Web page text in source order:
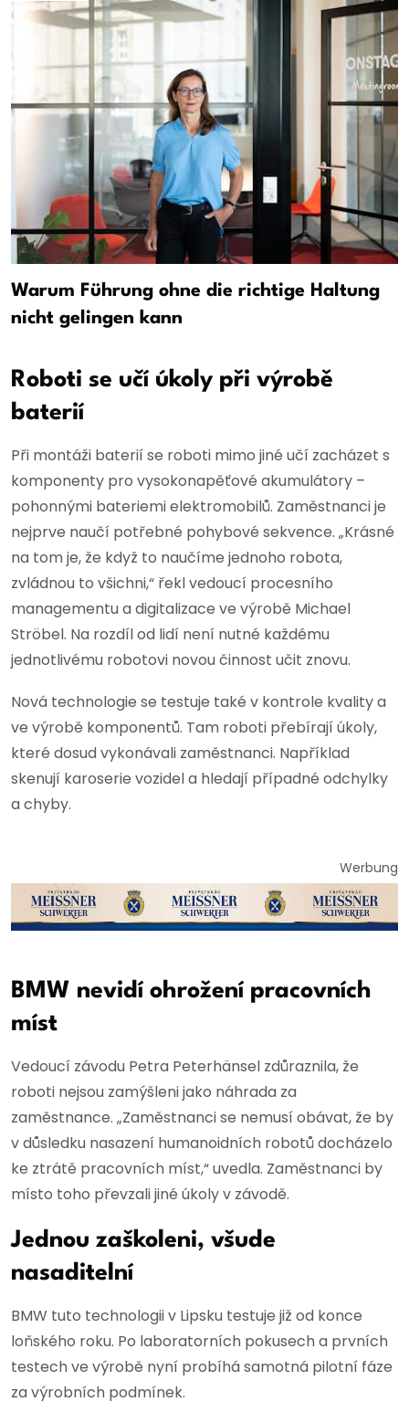
Warum Führung ohne die richtige Haltung
nicht gelingen kann
Roboti se učí úkoly při výrobě
baterií
Při montáži baterií se roboti mimo jiné učí zacházet s
komponenty pro vysokonapěťové akumulátory –
pohonnými bateriemi elektromobilů. Zaměstnanci je
nejprve naučí potřebné pohybové sekvence. „Krásné
na tom je, že když to naučíme jednoho robota,
zvládnou to všichni,“ řekl vedoucí procesního
managementu a digitalizace ve výrobě Michael
Ströbel. Na rozdíl od lidí není nutné každému
jednotlivému robotovi novou činnost učit znovu.
Nová technologie se testuje také v kontrole kvality a
ve výrobě komponentů. Tam roboti přebírají úkoly,
které dosud vykonávali zaměstnanci. Například
skenují karoserie vozidel a hledají případné odchylky
a chyby.
Werbung
BMW nevidí ohrožení pracovních
míst
Vedoucí závodu Petra Peterhänsel zdůraznila, že
roboti nejsou zamýšleni jako náhrada za
zaměstnance. „Zaměstnanci se nemusí obávat, že by
v důsledku nasazení humanoidních robotů docházelo
ke ztrátě pracovních míst,“ uvedla. Zaměstnanci by
místo toho převzali jiné úkoly v závodě.
Jednou zaškoleni, všude
nasaditelní
BMW tuto technologii v Lipsku testuje již od konce
loňského roku. Po laboratorních pokusech a prvních
testech ve výrobě nyní probíhá samotná pilotní fáze
za výrobních podmínek.